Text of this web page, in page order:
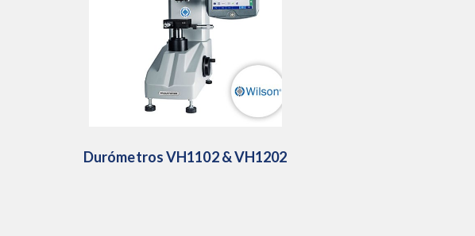
Durómetros VH1102 & VH1202